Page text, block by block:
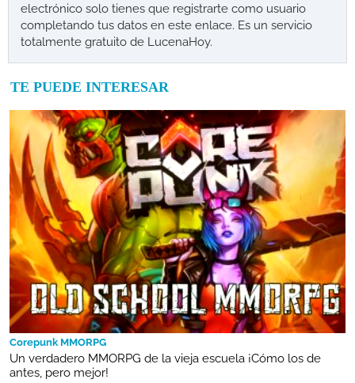
electrónico solo tienes que registrarte como usuario
completando tus datos en este enlace. Es un servicio
totalmente gratuito de LucenaHoy.
TE PUEDE INTERESAR
Corepunk MMORPG
Un verdadero MMORPG de la vieja escuela ¡Cómo los de
antes, pero mejor!